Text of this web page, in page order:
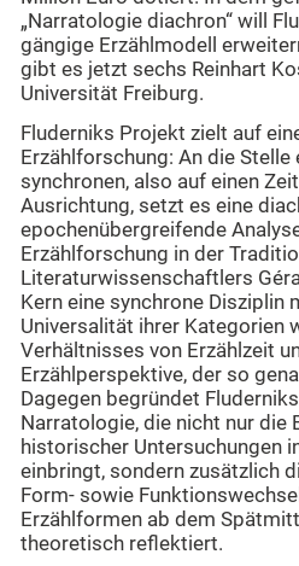
„Narratologie diachron“ will
gängige Erzählmodell
gibt es jetzt sechs Reinhart
Universität Freiburg.
Fluderniks Projekt zielt auf
Erzählforschung: An die
synchronen, also auf einen
Ausrichtung, setzt es eine
epochenübergreifende
Erzählforschung in der
Literaturwissenschaftlers
Kern eine synchrone Disziplin
Universalität ihrer Kategorien
Verhältnisses von Erzählzeit
Erzählperspektive, der so
Dagegen begründet
Narratologie, die nicht nur die
historischer Untersuchungen
einbringt, sondern zusätzlich
Form- sowie
Erzählformen ab dem
theoretisch reflektiert.